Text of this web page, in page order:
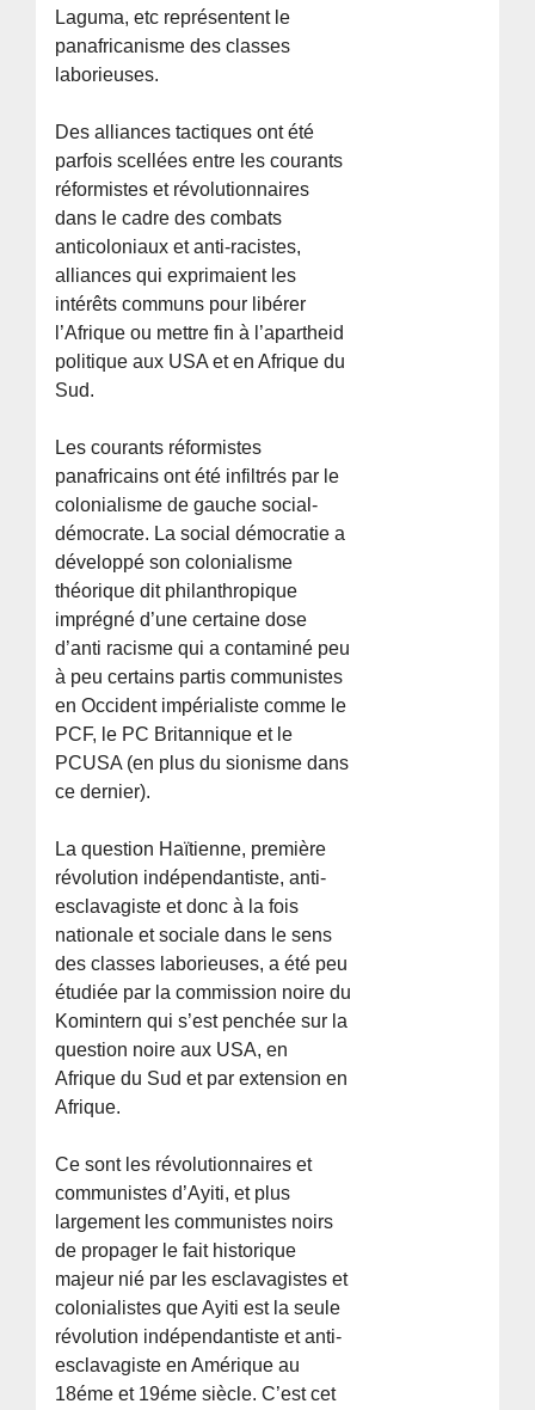
Laguma, etc représentent le
panafricanisme des classes
laborieuses.
Des alliances tactiques ont été
parfois scellées entre les courants
réformistes et révolutionnaires
dans le cadre des combats
anticoloniaux et anti-racistes,
alliances qui exprimaient les
intérêts communs pour libérer
l’Afrique ou mettre fin à l’apartheid
politique aux USA et en Afrique du
Sud.
Les courants réformistes
panafricains ont été infiltrés par le
colonialisme de gauche social-
démocrate. La social démocratie a
développé son colonialisme
théorique dit philanthropique
imprégné d’une certaine dose
d’anti racisme qui a contaminé peu
à peu certains partis communistes
en Occident impérialiste comme le
PCF, le PC Britannique et le
PCUSA (en plus du sionisme dans
ce dernier).
La question Haïtienne, première
révolution indépendantiste, anti-
esclavagiste et donc à la fois
nationale et sociale dans le sens
des classes laborieuses, a été peu
étudiée par la commission noire du
Komintern qui s’est penchée sur la
question noire aux USA, en
Afrique du Sud et par extension en
Afrique.
Ce sont les révolutionnaires et
communistes d’Ayiti, et plus
largement les communistes noirs
de propager le fait historique
majeur nié par les esclavagistes et
colonialistes que Ayiti est la seule
révolution indépendantiste et anti-
esclavagiste en Amérique au
18éme et 19éme siècle. C’est cet